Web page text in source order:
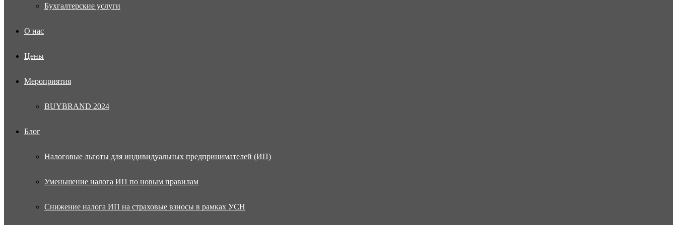
Бухгалтерские услуги
О нас
Цены
Мероприятия
BUYBRAND 2024
Блог
Налоговые льготы для индивидуальных предпринимателей (ИП)
Уменьшение налога ИП по новым правилам
Снижение налога ИП на страховые взносы в рамках УСН